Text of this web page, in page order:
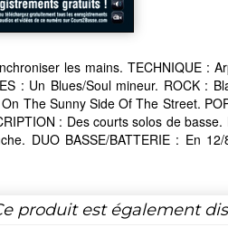
les mains. TECHNIQUE :
: Un Blues/Soul mineur. ROCK :
The Sunny Side Of The Street.
: Des courts solos de
DUO BASSE/BATTERIE : En
produit est également